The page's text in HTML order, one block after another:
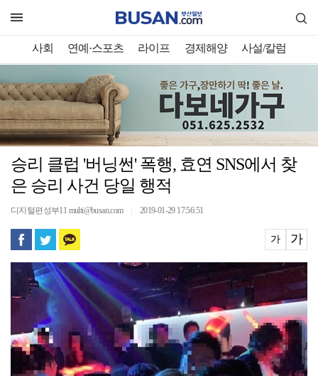
사회 연예·스포츠 라이프 경제해양 사설/칼럼
승리 클럽 '버닝썬' 폭행, 효연 SNS에서 찾
은 승리 사건 당일 행적
디지털편성부11 multi@busan.com 2019-01-29 17:56:51
가 가